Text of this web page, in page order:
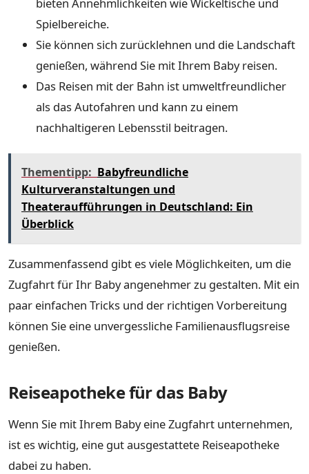
bieten Annehmlichkeiten wie Wickeltische und
Spielbereiche.
Sie können sich zurücklehnen und die Landschaft
genießen, während Sie mit Ihrem Baby reisen.
Das Reisen mit der Bahn ist umweltfreundlicher
als das Autofahren und kann zu einem
nachhaltigeren Lebensstil beitragen.
Thementipp: Babyfreundliche
Kulturveranstaltungen und
Theateraufführungen in Deutschland: Ein
Überblick
Zusammenfassend gibt es viele Möglichkeiten, um die
Zugfahrt für Ihr Baby angenehmer zu gestalten. Mit ein
paar einfachen Tricks und der richtigen Vorbereitung
können Sie eine unvergessliche Familienausflugsreise
genießen.
Reiseapotheke für das Baby
Wenn Sie mit Ihrem Baby eine Zugfahrt unternehmen,
ist es wichtig, eine gut ausgestattete Reiseapotheke
dabei zu haben.